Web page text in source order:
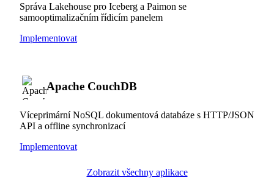
Správa Lakehouse pro Iceberg a Paimon se
samooptimalizačním řídicím panelem
Implementovat
Apache CouchDB
Víceprimární NoSQL dokumentová databáze s HTTP/JSON
API a offline synchronizací
Implementovat
Zobrazit všechny aplikace